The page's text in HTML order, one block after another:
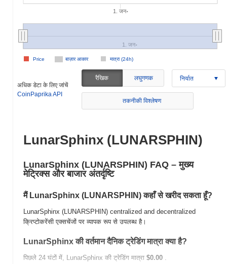
1. जन॰
बाज़ार आकार मात्रा (24h)
Price
1. जन॰
अधिक डेटा के लिए जांचें
CoinPaprika API
रैखिक लघुगणक निर्यात
तकनीकी विश्लेषण
LunarSphinx (LUNARSPHIN)
LunarSphinx (LUNARSPHIN) FAQ – मुख्य
मेट्रिक्स और बाजार अंतर्दृष्टि
मैं LunarSphinx (LUNARSPHIN) कहाँ से खरीद सकता हूँ?
LunarSphinx (LUNARSPHIN) centralized and decentralized
क्रिप्टोकरेंसी एक्सचेंजों पर व्यापक रूप से उपलब्ध है।
LunarSphinx की वर्तमान दैनिक ट्रेडिंग मात्रा क्या है?
पिछले 24 घंटों में, LunarSphinx की ट्रेडिंग मात्रा $0.00 .